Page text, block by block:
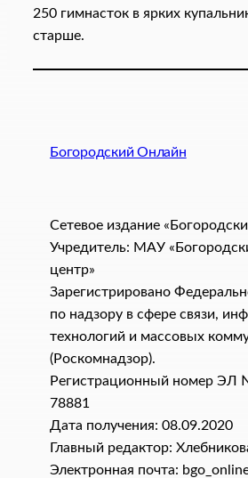
250 гимнасток в ярких
старше.
Богородский Онлайн
Сетевое издание
Учредитель: МАУ
центр»
Зарегистрировано
по надзору в сфере связи,
технологий и массовых
(Роскомнадзор).
Регистрационный номер
78881
Дата получения: 08.09.2020
Главный редактор:
Электронная почта: